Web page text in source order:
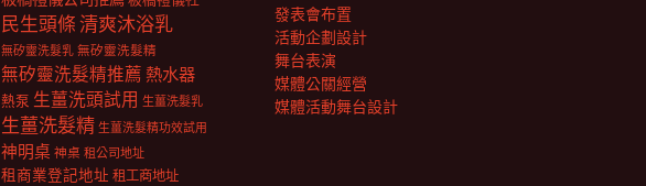
民生頭條清爽沐浴乳
無矽靈洗髮乳 無矽靈洗髮精
無矽靈洗髮精推薦 熱水器
熱泵 生薑洗頭試用 生薑洗髮乳
生薑洗髮精 生薑洗髮精功效試用
神明桌 神桌 租公司地址
租商業登記地址 租工商地址
發表會布置
活動企劃設計
舞台表演
媒體公關經營
媒體活動舞台設計